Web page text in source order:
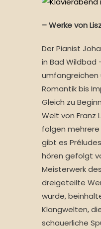
– Werke von
Der Pianist
in Bad Wildbad
umfangreichen
Romantik bis
Gleich zu
Welt von Franz
folgen
gibt es
hören gefolgt
Meisterwerk
dreigeteilte
wurde,
Klangwelten,
schauerliche